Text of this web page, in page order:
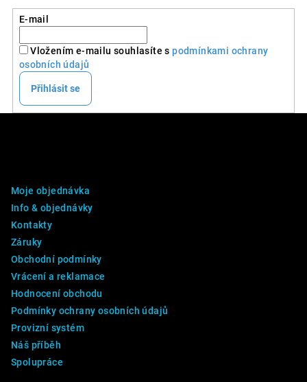
E-mail
Vložením e-mailu souhlasíte spodmínkami ochrany
osobních údajů
Přihlásit se
Moje objednávka
Info & objednávky
Kontakty
Záruky
Obchodní podmínky
Vrácení a reklamace
Hodnocení obchodu
Podmínky ochrany osobních údajů
Provizní systém
Náš příběh
Spolupráce